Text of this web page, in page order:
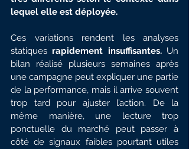
lequel elle est déployée.
Ces variations rendent les analyses
statiques rapidement insuffisantes. Un
bilan réalisé plusieurs semaines après
une campagne peut expliquer une partie
de la performance, mais il arrive souvent
trop tard pour ajuster l’action. De la
même manière, une lecture trop
ponctuelle du marché peut passer à
côté de signaux faibles pourtant utiles